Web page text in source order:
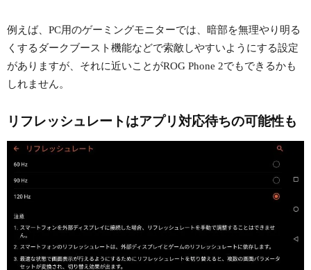
例えば、PC用のゲーミングモニターでは、暗部を無理やり明る
くするダークブースト機能などで索敵しやすいようにする設定
がありますが、それに近いことがROG Phone 2でもできるかも
しれません。
リフレッシュレートはアプリ対応待ちの可能性も